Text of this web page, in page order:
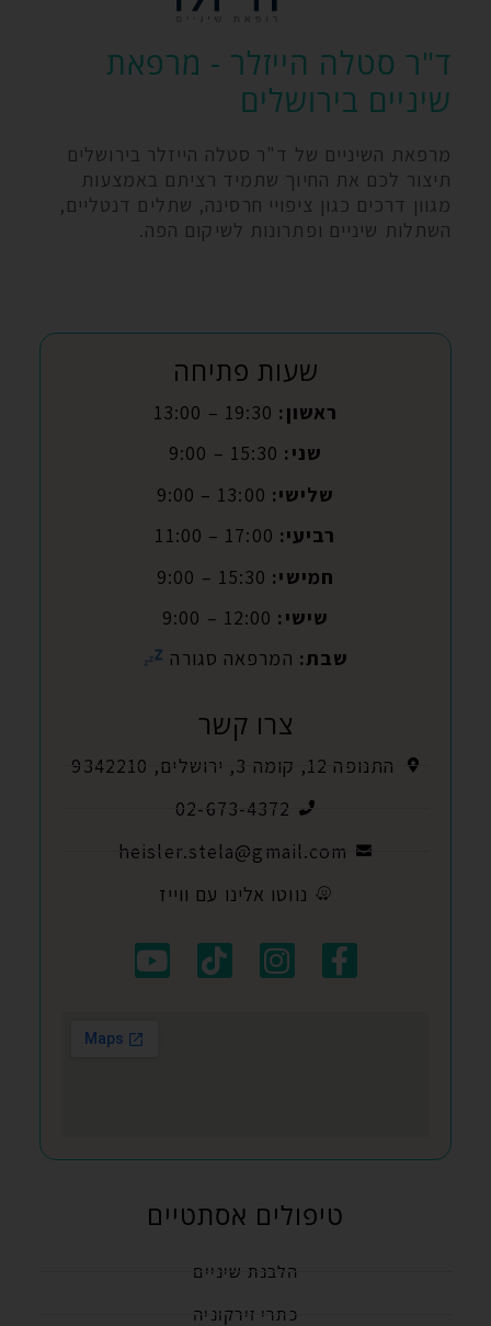
ד"ר סטלה הייזלר - מרפאת
שיניים בירושלים
מרפאת השיניים של ד"ר סטלה הייזלר בירושלים
תיצור לכם את החיוך שתמיד רציתם באמצעות
מגוון דרכים כגון ציפויי חרסינה, שתלים דנטליים,
השתלות שיניים ופתרונות לשיקום הפה.
שעות פתיחה
ראשון:
שני:
שלישי:
רביעי:
חמישי:
שישי:
שבת: המרפאה סגורה
צרו קשר
התנופה 12, קומה 3, ירושלים, 9342210
02-673-4372
heisler.stela@gmail.com
נווטו אלינו עם ווייז
טיפולים אסתטיים
הלבנת שיניים
כתרי זירקוניה